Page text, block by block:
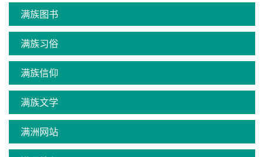
满族图书
满族习俗
满族信仰
满族文学
满洲网站